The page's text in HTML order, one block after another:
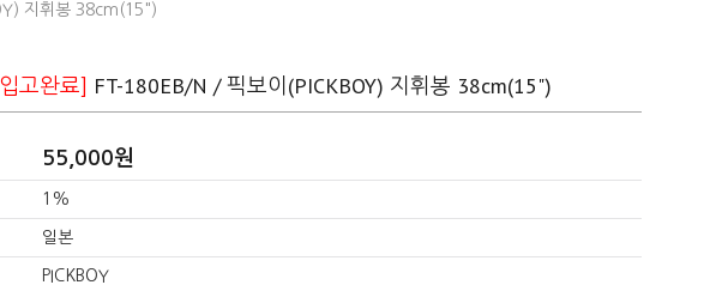
지휘봉 38cm(15")
고완료] FT-180EB/N / 픽보이(PICKBOY) 지휘봉 38cm(15")
55,000원
1%
일본
PICKBOY